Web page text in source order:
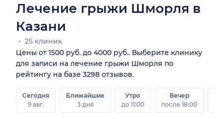
Лечение грыжи Шморля в
Казани
25 клиник
Цены от 1500 руб. до 4000 руб.. Выберите клинику
для записи на лечение грыжи Шморля по
рейтингу на базе 3298 отзывов.
Сегодня
9 авг.
Ближайшие
3 дня
Утро
до 11:00
Вечер
после 18:00